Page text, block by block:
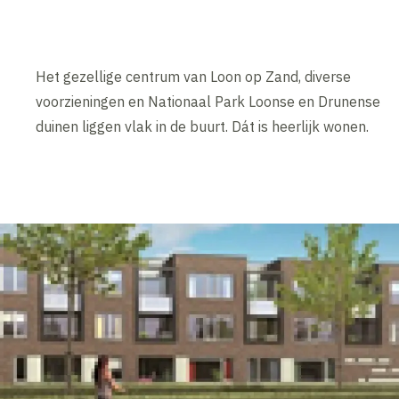
Het gezellige centrum van Loon op Zand, diverse
voorzieningen en Nationaal Park Loonse en Drunense
duinen liggen vlak in de buurt. Dát is heerlijk wonen.